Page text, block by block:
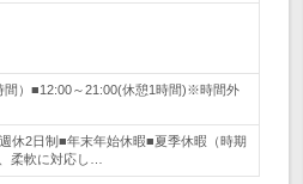
間）■12:00～21:00(休憩1時間)※時間外
休2日制■年末年始休暇■夏季休暇（時期
柔軟に対応し…